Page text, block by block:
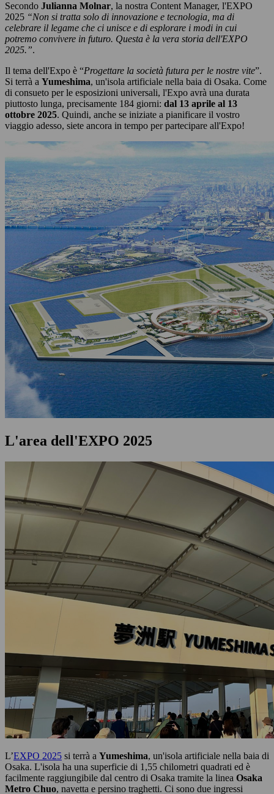
Secondo Julianna Molnar, la nostra Content Manager, l'EXPO
2025 “Non si tratta solo di innovazione e tecnologia, ma di
celebrare il legame che ci unisce e di esplorare i modi in cui
potremo convivere in futuro. Questa è la vera storia dell'EXPO
2025.”.
Il tema dell'Expo è “Progettare la società futura per le nostre vite”.
Si terrà a Yumeshima, un'isola artificiale nella baia di Osaka. Come
di consueto per le esposizioni universali, l'Expo avrà una durata
piuttosto lunga, precisamente 184 giorni: dal 13 aprile al 13
ottobre 2025. Quindi, anche se iniziate a pianificare il vostro
viaggio adesso, siete ancora in tempo per partecipare all'Expo!
L'area dell'EXPO 2025
L’EXPO 2025 si terrà a Yumeshima, un'isola artificiale nella baia di
Osaka. L'isola ha una superficie di 1,55 chilometri quadrati ed è
facilmente raggiungibile dal centro di Osaka tramite la linea Osaka
Metro Chuo, navetta e persino traghetti. Ci sono due ingressi